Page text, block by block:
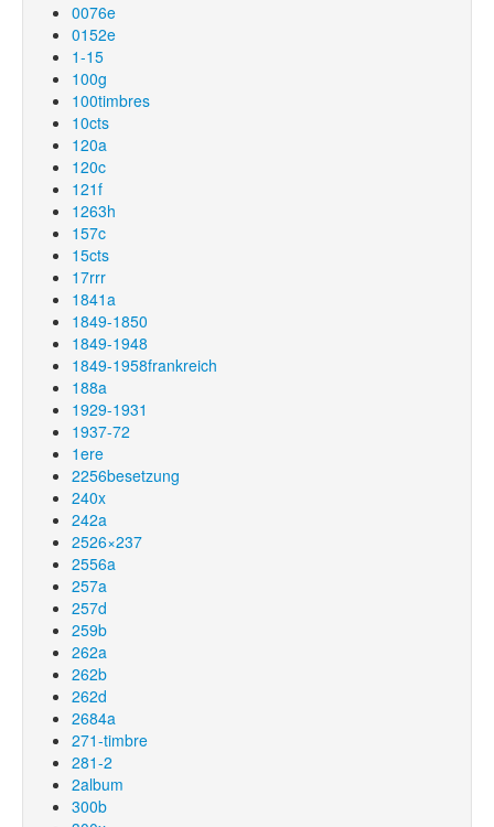
0076e
0152e
1-15
100g
100timbres
10cts
120a
120c
121f
1263h
157c
15cts
17rrr
1841a
1849-1850
1849-1948
1849-1958frankreich
188a
1929-1931
1937-72
1ere
2256besetzung
240x
242a
2526×237
2556a
257a
257d
259b
262a
262b
262d
2684a
271-timbre
281-2
2album
300b